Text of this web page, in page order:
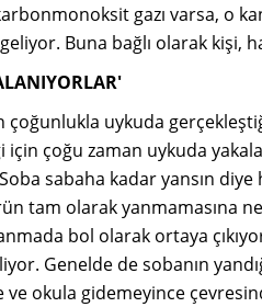
gazı varsa, o
Buna bağlı olarak kişi,
uykuda
için çoğu zaman uykuda
sabaha kadar yansın diye
tam olarak yanmamasına
bol olarak ortaya
Genelde de sobanın
ve okula gidemeyince